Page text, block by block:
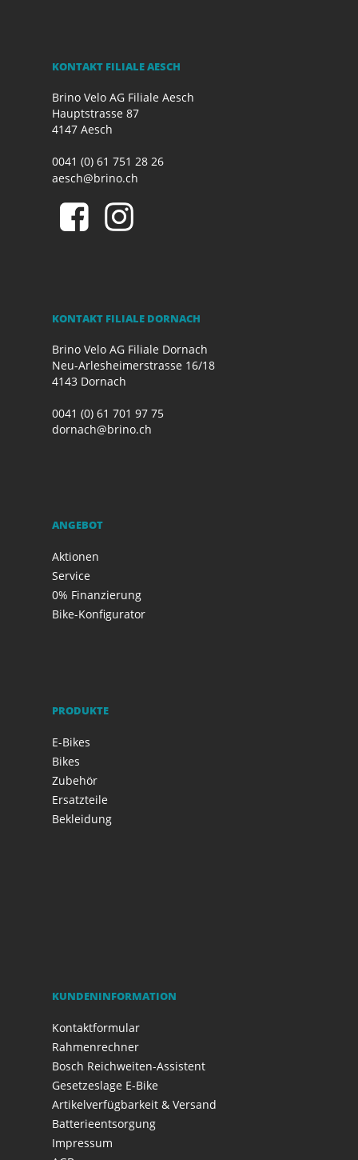
KONTAKT FILIALE AESCH
Brino Velo AG Filiale Aesch
Hauptstrasse 87
4147 Aesch
0041 (0) 61 751 28 26
aesch@brino.ch
KONTAKT FILIALE DORNACH
Brino Velo AG Filiale Dornach
Neu-Arlesheimerstrasse 16/18
4143 Dornach
0041 (0) 61 701 97 75
dornach@brino.ch
ANGEBOT
Aktionen
Service
0% Finanzierung
Bike-Konfigurator
PRODUKTE
E-Bikes
Bikes
Zubehör
Ersatzteile
Bekleidung
KUNDENINFORMATION
Kontaktformular
Rahmenrechner
Bosch Reichweiten-Assistent
Gesetzeslage E-Bike
Artikelverfügbarkeit & Versand
Batterieentsorgung
Impressum